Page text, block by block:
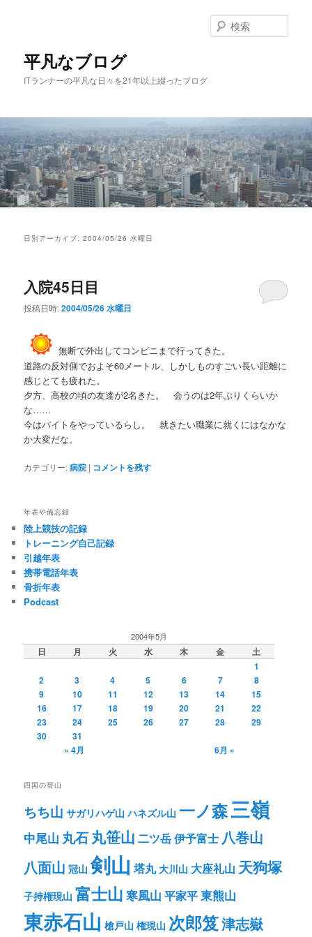
移
動
動
平凡なブログ
ITランナーの平凡な日々を21年以上綴ったブログ
索
日別アーカイブ:2004/05/26 水曜日
入院45日目
投稿日時:2004/05/26 水曜日
無断で外出してコンビニまで行ってきた。
道路の反対側でおよそ60メートル、しかしものすごい長い距離に
感じとても疲れた。
夕方、高校の頃の友達が2名きた。 会うのは2年ぶりくらいか
な……
今はバイトをやっているらし。 就きたい職業に就くにはなかな
か大変だな。
カテゴリー:病院 | コメントを残す
年表や備忘録
陸上競技の記録
トレーニング自己記録
引越年表
携帯電話年表
骨折年表
Podcast
2004年5月
日 月 火 水 木 金
土
1
2
3 4 5 6 7
8
9
10 11 12 13 14
15
16
17 18 19 20 21
22
23
24 25 26 27 28
29
30
31
« 4月
6月 »
四国の登山
ちち山 サガリハゲ山 ハネズル山 一ノ森三嶺
中尾山 丸石丸笹山 二ツ岳伊予富士 八巻山
八面山 冠山 剣山 塔丸 大川山 大座礼山 天狗塚
子持権現山 富士山 寒風山 平家平東熊山
東赤石山 槍戸山 権現山 次郎笈津志嶽